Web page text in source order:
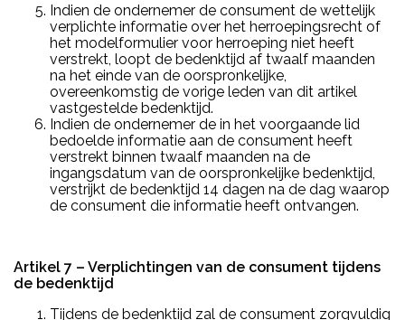
Indien de ondernemer de consument de wettelijk
verplichte informatie over het herroepingsrecht of
het modelformulier voor herroeping niet heeft
verstrekt, loopt de bedenktijd af twaalf maanden
na het einde van de oorspronkelijke,
overeenkomstig de vorige leden van dit artikel
vastgestelde bedenktijd.
Indien de ondernemer de in het voorgaande lid
bedoelde informatie aan de consument heeft
verstrekt binnen twaalf maanden na de
ingangsdatum van de oorspronkelijke bedenktijd,
verstrijkt de bedenktijd 14 dagen na de dag waarop
de consument die informatie heeft ontvangen.
Artikel 7 – Verplichtingen van de consument tijdens
de bedenktijd
Tijdens de bedenktijd zal de consument zorgvuldig